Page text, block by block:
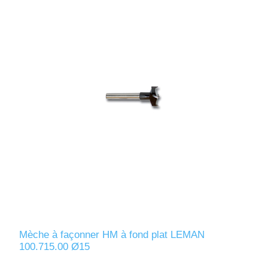
Mèche à façonner HM à fond plat LEMAN
100.715.00 Ø15